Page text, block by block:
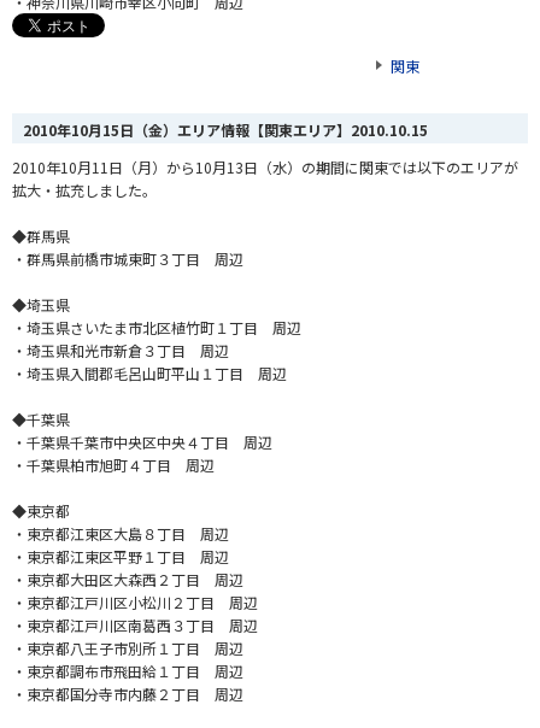
関東
2010年10月15日（金）エリア情報【関東エリア】 2010.10.15
2010年10月11日（月）から10月13日（水）の期間に関東では以下のエリアが
拡大・拡充しました。
◆群馬県
・群馬県前橋市城東町３丁目 周辺
◆埼玉県
・埼玉県さいたま市北区植竹町１丁目 周辺
・埼玉県和光市新倉３丁目 周辺
・埼玉県入間郡毛呂山町平山１丁目 周辺
◆千葉県
・千葉県千葉市中央区中央４丁目 周辺
・千葉県柏市旭町４丁目 周辺
◆東京都
・東京都江東区大島８丁目 周辺
・東京都江東区平野１丁目 周辺
・東京都大田区大森西２丁目 周辺
・東京都江戸川区小松川２丁目 周辺
・東京都江戸川区南葛西３丁目 周辺
・東京都八王子市別所１丁目 周辺
・東京都調布市飛田給１丁目 周辺
・東京都国分寺市内藤２丁目 周辺